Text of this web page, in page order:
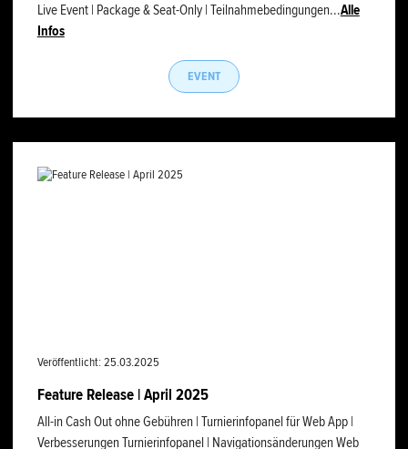
Live Event | Package & Seat-Only | Teilnahmebedingungen...Alle
Infos
EVENT
Veröffentlicht: 25.03.2025
Feature Release | April 2025
All-in Cash Out ohne Gebühren | Turnierinfopanel für Web App |
Verbesserungen Turnierinfopanel | Navigationsänderungen Web